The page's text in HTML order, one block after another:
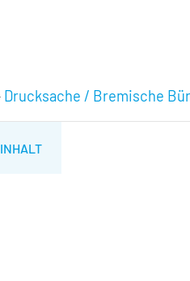
Drucksache / Bremische
INHALT